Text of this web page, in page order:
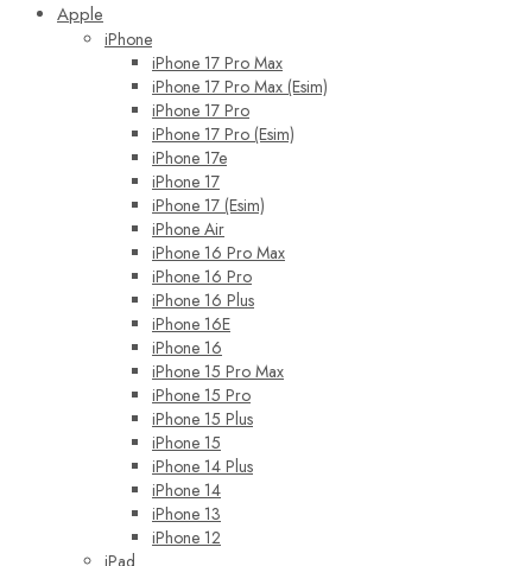
Apple
iPhone
iPhone 17 Pro Max
iPhone 17 Pro Max (Esim)
iPhone 17 Pro
iPhone 17 Pro (Esim)
iPhone 17e
iPhone 17
iPhone 17 (Esim)
iPhone Air
iPhone 16 Pro Max
iPhone 16 Pro
iPhone 16 Plus
iPhone 16E
iPhone 16
iPhone 15 Pro Max
iPhone 15 Pro
iPhone 15 Plus
iPhone 15
iPhone 14 Plus
iPhone 14
iPhone 13
iPhone 12